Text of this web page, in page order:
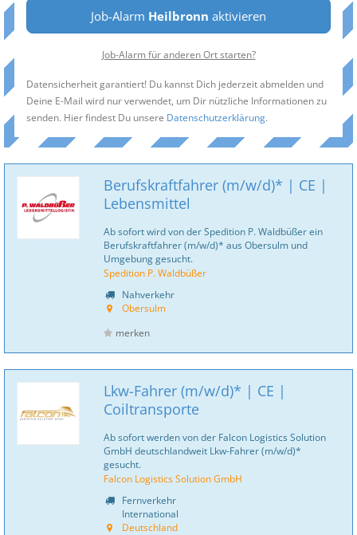
Job-Alarm Heilbronn aktivieren
Job-Alarm für anderen Ort starten?
Datensicherheit garantiert! Du kannst Dich jederzeit abmelden und
Deine E-Mail wird nur verwendet, um Dir nützliche Informationen zu
senden. Hier findest Du unsere Datenschutzerklärung.
Berufskraftfahrer (m/w/d)* | CE |
Lebensmittel
Ab sofort wird von der Spedition P. Waldbüßer ein
Berufskraftfahrer (m/w/d)* aus Obersulm und
Umgebung gesucht.
Spedition P. Waldbüßer
Nahverkehr
Obersulm
merken
Lkw-Fahrer (m/w/d)* | CE |
Coiltransporte
Ab sofort werden von der Falcon Logistics Solution
GmbH deutschlandweit Lkw-Fahrer (m/w/d)*
gesucht.
Falcon Logistics Solution GmbH
Fernverkehr
International
Deutschland